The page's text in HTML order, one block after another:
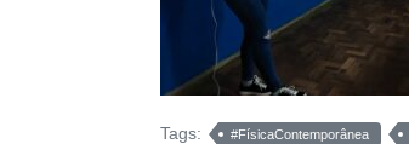
Tags: #FísicaContemporânea